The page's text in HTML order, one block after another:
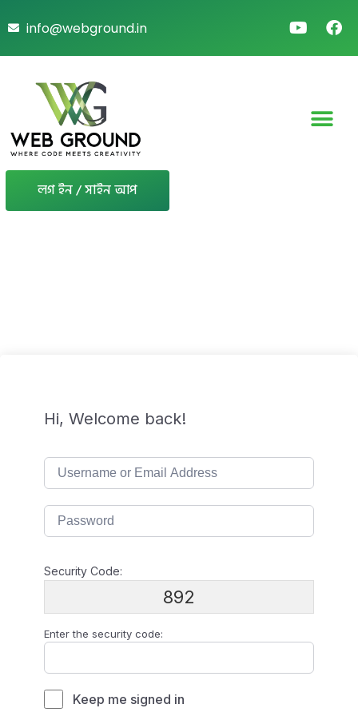
info@webground.in
লগ ইন / সাইন আপ
Hi, Welcome back!
Security Code:
892
Enter the security code:
Keep me signed in